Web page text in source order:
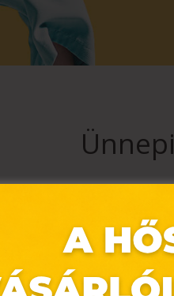
a nemzeti ünnep miatt